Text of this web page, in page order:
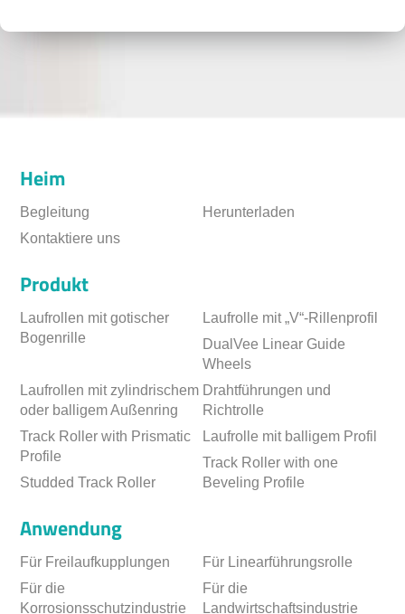
Heim
Begleitung
Herunterladen
Kontaktiere uns
Produkt
Laufrollen mit gotischer
Bogenrille
Laufrolle mit „V“-Rillenprofil
DualVee Linear Guide
Wheels
Drahtführungen und
Richtrolle
Laufrollen mit zylindrischem
oder balligem Außenring
Laufrolle mit balligem Profil
Track Roller with Prismatic
Profile
Track Roller with one
Beveling Profile
Studded Track Roller
Anwendung
Für Freilaufkupplungen
Für Linearführungsrolle
Für die
Korrosionsschutzindustrie
Für die
Landwirtschaftsindustrie